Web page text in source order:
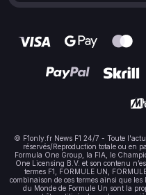
© F1only.fr News F1 24/7 - Toute
réservés/Reproduction totale ou en
Formula One Group, la FIA, le
One Licensing B.V. et son contenu
termes F1, FORMULE UN,
combinaison de ces termes ainsi que
du Monde de Formule Un sont la